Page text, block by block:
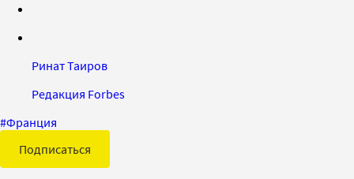
Ринат Таиров
Редакция Forbes
#Франция
Подписаться